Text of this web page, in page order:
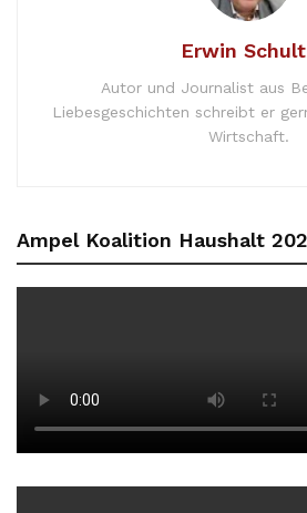
Erwin
Autor und Journalist aus
Liebesgeschichten schreibt er
Wirtschaft.
Ampel Koalition Haushalt